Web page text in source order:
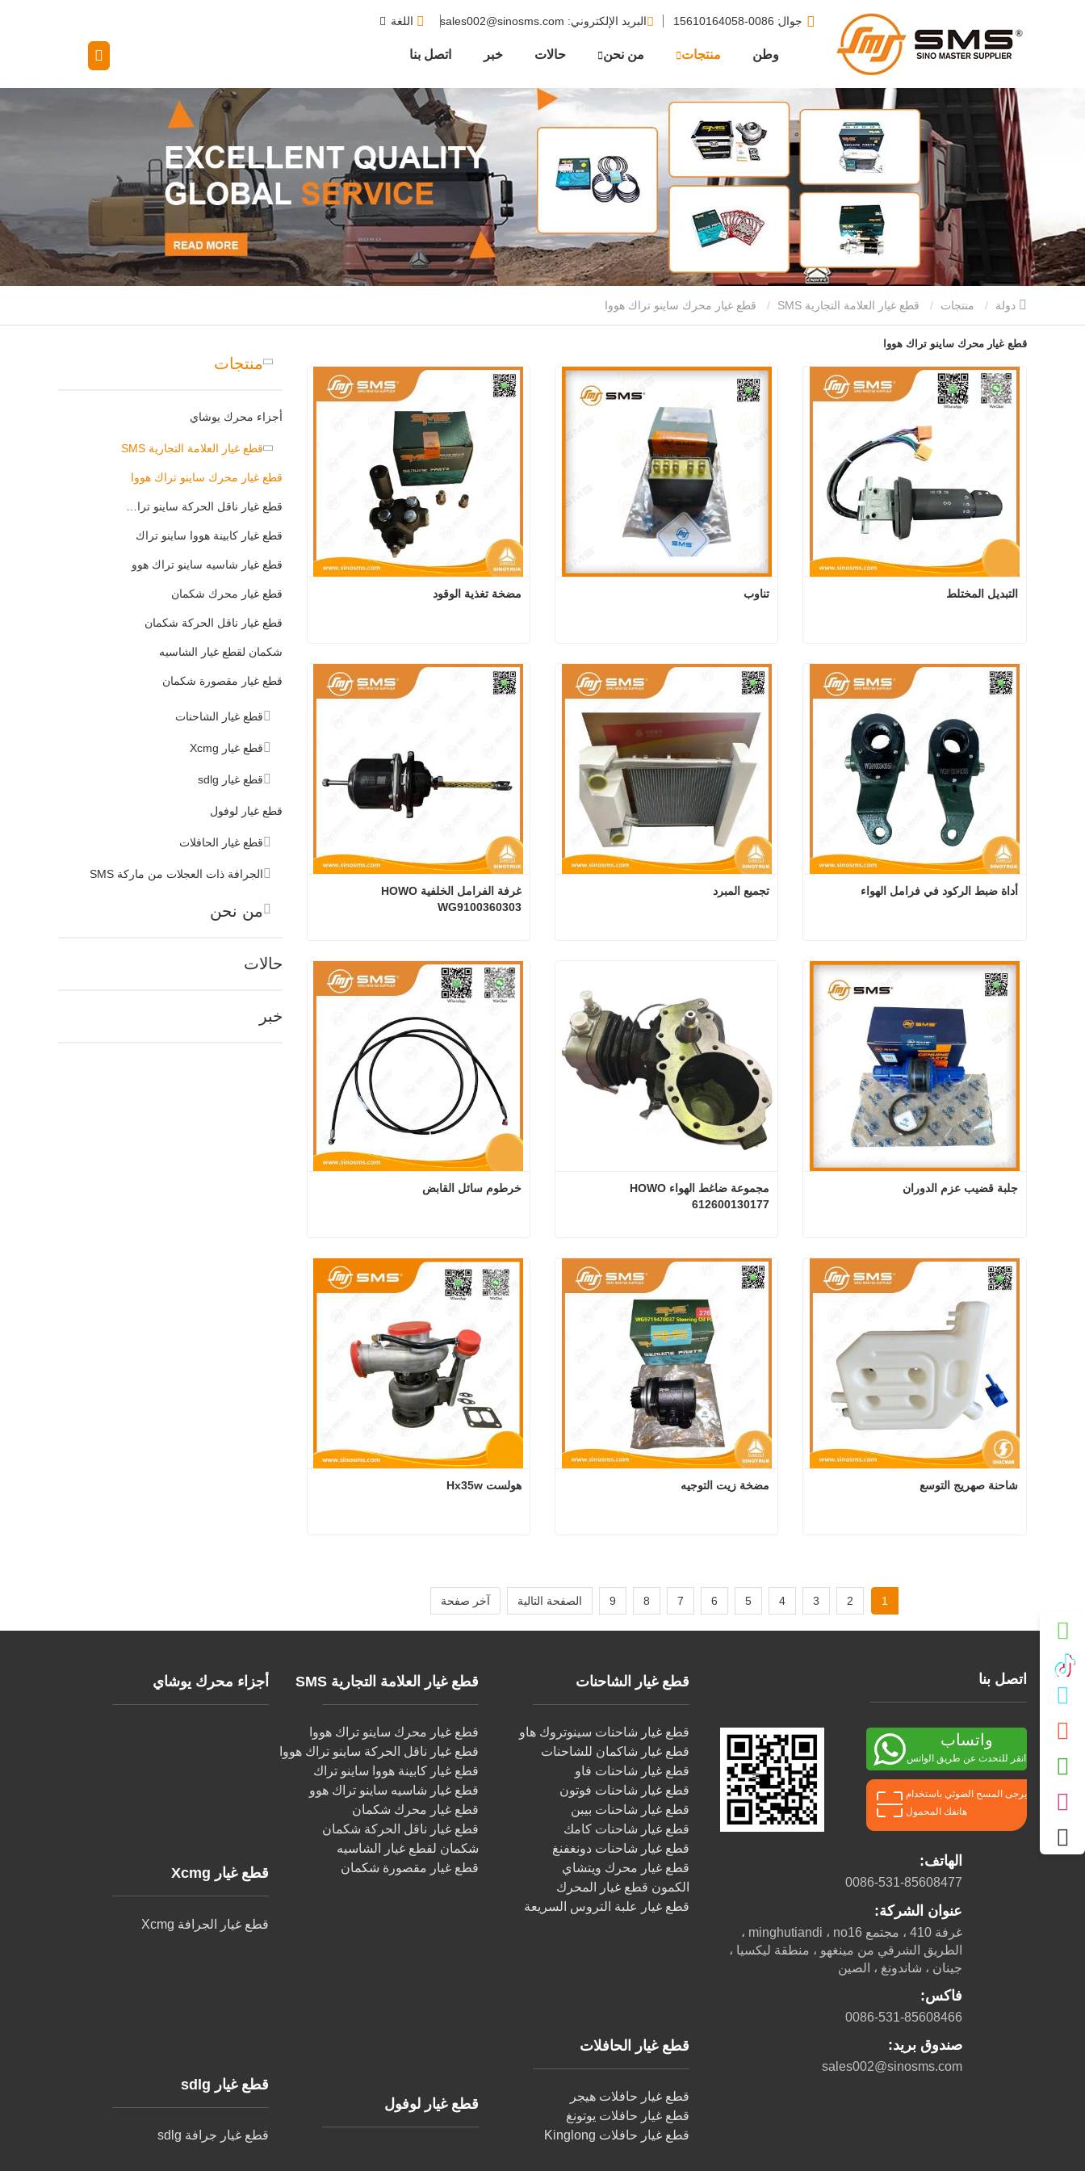
وطن منتجات من نحن حالات خبر اتصل بنا
جوال
: 0086-15610164058 البريد الإلكتروني: sales002@sinosms.com اللغة
منتجات قطع غيار العلامة التجارية SMS
منتجات
أجزاء محرك يوشاي
قطع غيار العلامة التجارية SMS
قطع غيار محرك ساينو تراك هووا
قطع غيار كابينة هووا ساينو تراك
قطع غيار شاسيه ساينو تراك هوو
قطع غيار محرك شكمان
قطع غيار ناقل الحركة شكمان
شكمان لقطع غيار الشاسيه
قطع غيار مقصورة شكمان
قطع غيار الشاحنات
قطع غيار Xcmg
قطع غيار sdlg
قطع غيار لوفول
قطع غيار الحافلات
الجرافة ذات العجلات من ماركة SMS
من نحن
حالات
خبر
قطع غيار محرك ساينو تراك هووا
مضخة تغذية الوقود
مضخة تغذية الوقود
تناوب
تناوب
التبديل المختلط
التبديل المختلط
WG9100360303
غرفة الفرامل الخلفية HOWO WG9100360303
اتصل الآن
تجميع المبرد أداة ضبط الركود في فرامل الهواء
أداة ضبط الركود في فرامل الهواء
اتصل الآن
خرطوم سائل القابض
خرطوم سائل القابض
اتصل الآن
612600130177
مجموعة ضاغط الهواء HOWO 612600130177
جلبة قضيب عزم الدوران
جلبة قضيب عزم الدوران
اتصل الآن
هولست Hx35w مضخة زيت التوجيه شاحنة صهريج التوسع
1
2
3
4
5
6
7
8
9 الصفحة التالية آخر صفحة
أجزاء محرك يوشاي
قطع غيار Xcmg
قطع غيار الجرافة Xcmg
قطع غيار sdlg
قطع غيار جرافة sdlg
قطع غيار العلامة التجارية SMS
قطع غيار محرك ساينو تراك هووا
قطع غيار ناقل الحركة ساينو تراك هووا
قطع غيار كابينة هووا ساينو تراك
قطع غيار شاسيه ساينو تراك هوو
قطع غيار محرك شكمان
قطع غيار ناقل الحركة شكمان
شكمان لقطع غيار الشاسيه
قطع غيار مقصورة شكمان
قطع غيار لوفول
قطع غيار الشاحنات
قطع غيار شاحنات سينوتروك هاو
قطع غيار شاكمان للشاحنات
قطع غيار شاحنات فاو
قطع غيار شاحنات فوتون
قطع غيار شاحنات بيبن
قطع غيار شاحنات كامك
قطع غيار شاحنات دونغفنغ
قطع غيار محرك ويتشاي
الكمون قطع غيار المحرك
قطع غيار علبة التروس السريعة
قطع غيار الحافلات
قطع غيار حافلات هيجر
قطع غيار حافلات يوتونغ
قطع غيار حافلات Kinglong
اتصل بنا
واتساب
انقر للتحدث عن طريق الواتس
اب
يرجى المسح الضوئي باستخدام
هاتفك المحمول
الهاتف:
0086-531-85608477
عنوان الشركة:
غرفة 410 ، مجتمع minghutiandi ، no16 ،
الطريق الشرقي من مينغهو ، منطقة ليكسيا ،
جينان ، شاندونغ ، الصين
فاكس:
0086-531-85608466
صندوق بريد:
sales002@sinosms.com